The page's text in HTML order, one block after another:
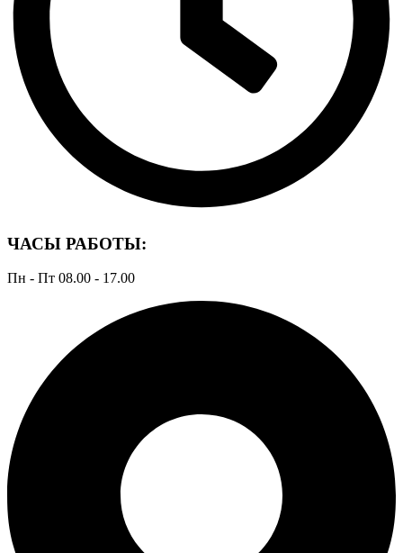
ЧАСЫ РАБОТЫ:
Пн - Пт 08.00 - 17.00